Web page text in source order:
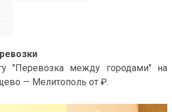
"Перевозка между городами" на
— Мелитополь от ₽.